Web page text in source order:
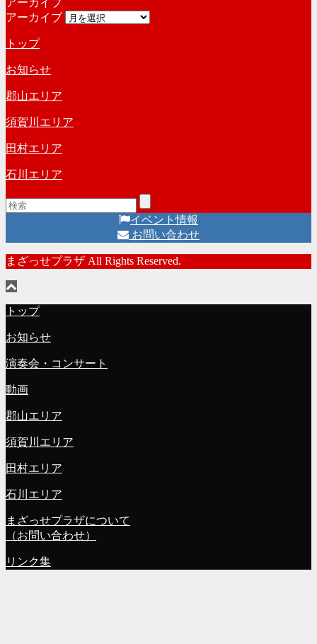
アーカイブ
トップ
お知らせ
郡山エリア
須賀川エリア
田村エリア
石川エリア
イベント情報
お問い合わせ
まざっせプラザ All Rights Reserved.
トップ
お知らせ
演奏会・コンサート
動画
郡山エリア
須賀川エリア
田村エリア
石川エリア
まざっせプラザについて
（お問い合わせ）
リンク集